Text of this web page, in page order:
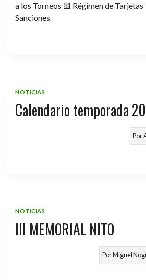
a los Torneos 🟨 Régimen de
Sanciones
NOTICIAS
Calendario temporada
Por
NOTICIAS
III MEMORIAL NITO
PorMiguel